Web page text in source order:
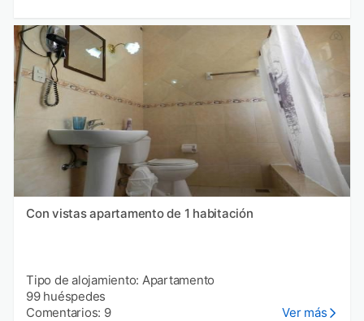
Con vistas apartamento de 1 habitación
Tipo de alojamiento: Apartamento
99 huéspedes
Comentarios: 9
Ver más